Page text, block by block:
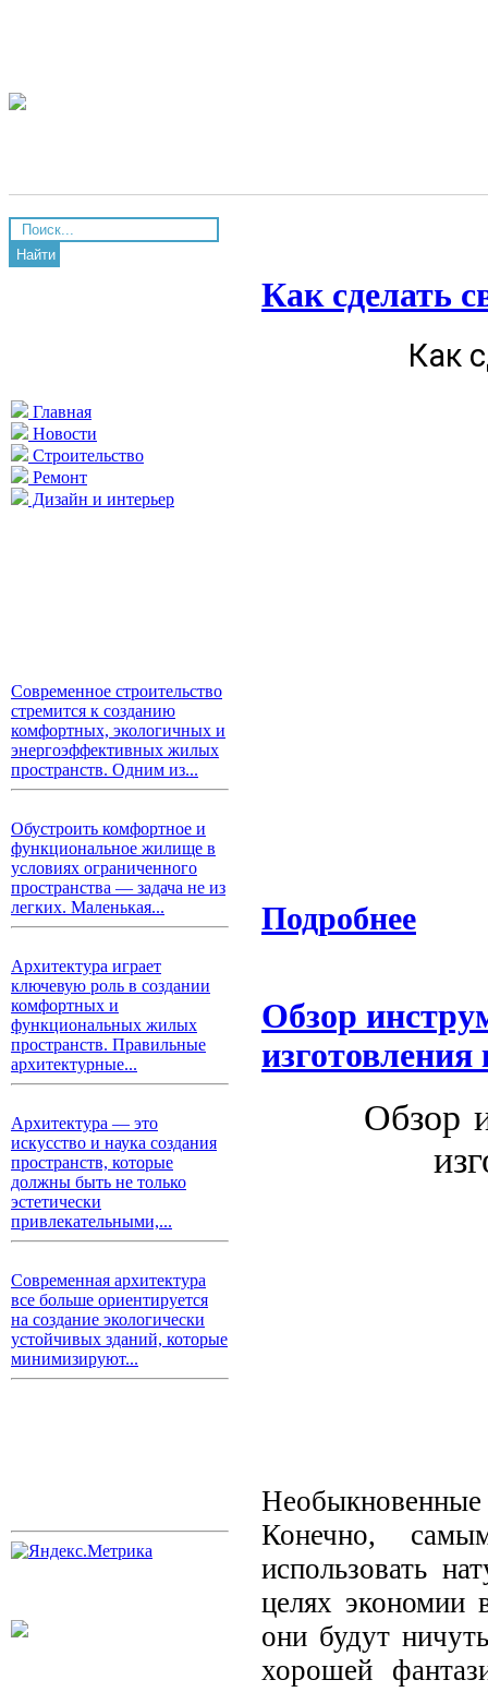
Найти
Главная
Новости
Строительство
Ремонт
Дизайн и интерьер
Современное строительство
стремится к созданию
комфортных, экологичных и
энергоэффективных жилых
пространств. Одним из...
Обустроить комфортное и
функциональное жилище в
условиях ограниченного
пространства — задача не из
легких. Маленькая...
Архитектура играет
ключевую роль в создании
комфортных и
функциональных жилых
пространств. Правильные
архитектурные...
Архитектура — это
искусство и наука создания
пространств, которые
должны быть не только
эстетически
привлекательными,...
Современная архитектура
все больше ориентируется
на создание экологически
устойчивых зданий, которые
минимизируют...
Как сделать
Как
Подробнее
Обзор
Обзор
Необыкновенные
Конечно,
использовать
целях экономии
они будут
хорошей